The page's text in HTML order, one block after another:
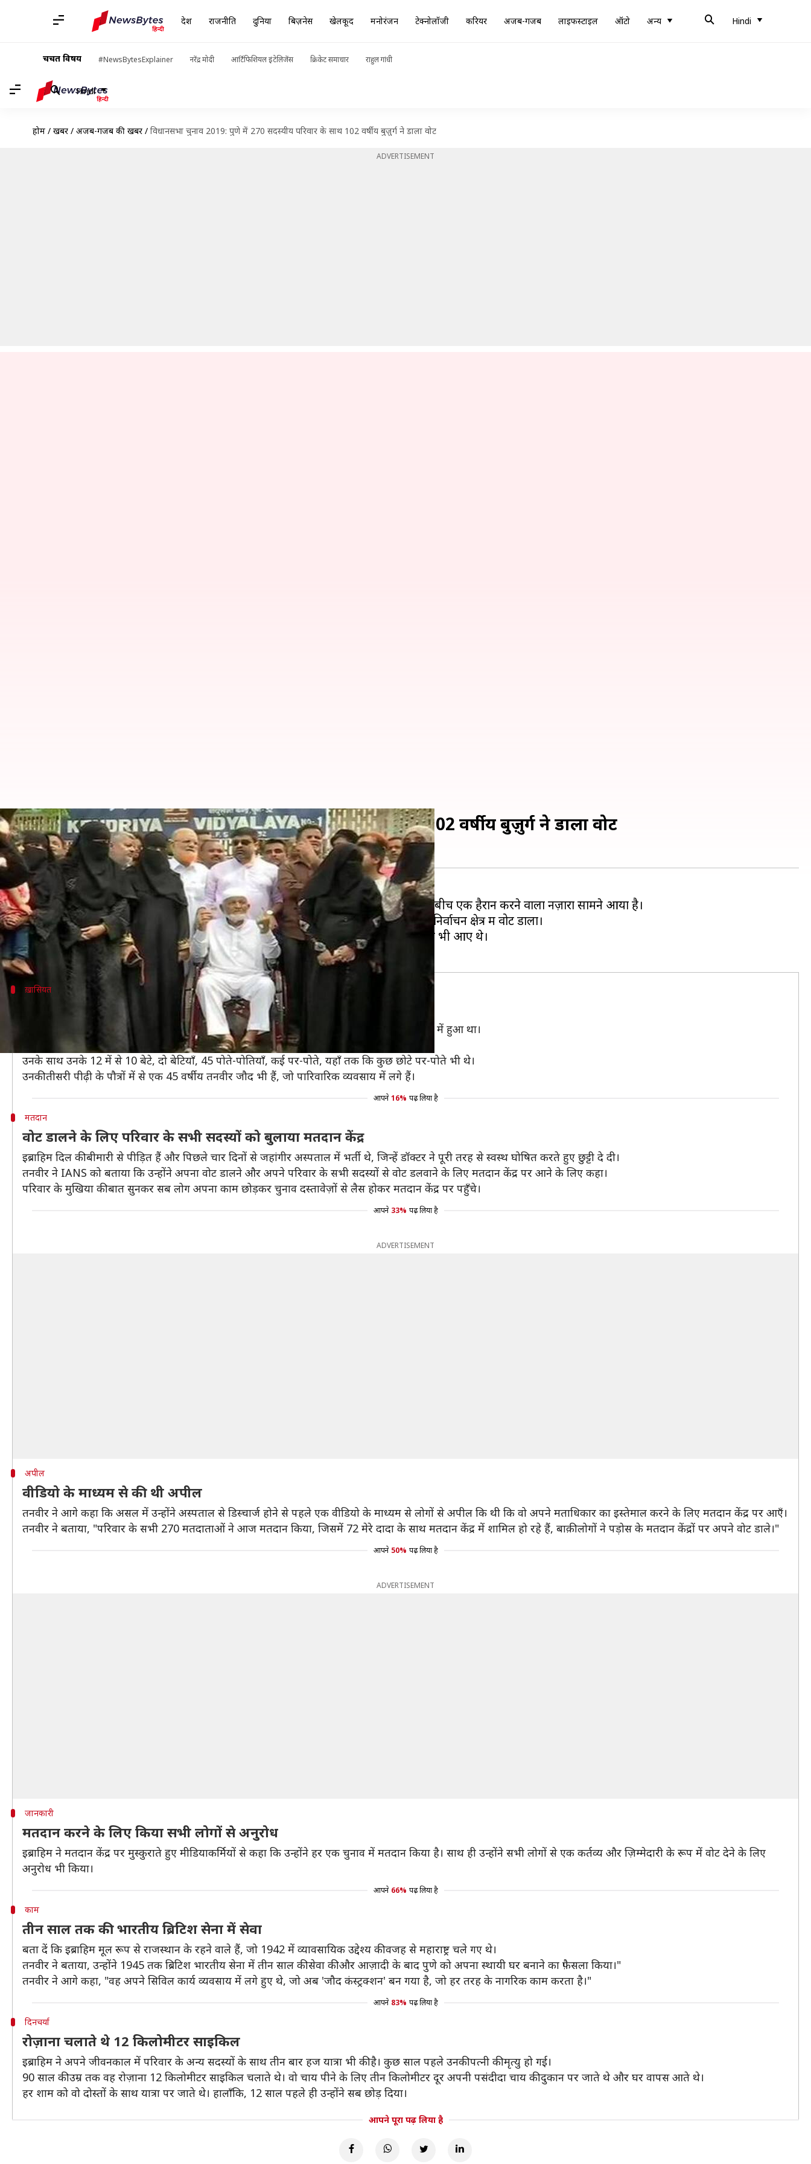
देश राजनीति दुनिया बिज़नेस खेलकूद मनोरंजन टेक्नोलॉजी करियर अजब-गजब लाइफस्टाइल ऑटो अन्य Hindi
चर्चित विषय #NewsBytesExplainer नरेंद्र मोदी आर्टिफिशियल इंटेलिजेंस क्रिकेट समाचार राहुल गांधी
Hindi
होम / खबरें / अजब-गजब की खबरें / विधानसभा चुनाव 2019: पुणे में 270 सदस्यीय परिवार के साथ 102 वर्षीय बुज़ुर्ग ने डाला वोट
ADVERTISEMENT
विधानसभा चुनाव 2019: पुणे में 270 सदस्यीय परिवार के साथ 102 वर्षीय बुज़ुर्ग ने डाला वोट
लेखन प्रदीप मौर्य Oct 22, 2019 01:22 pm
क्या है खबर?
21 अक्टूबर को महाराष्ट्र में मतदान हुए। विधानसभा चुनाव में लोगों में बढ़-चढ़कर हिस्सा लिया। इसी बीच एक हैरान करने वाला नज़ारा सामने आया है।
दरअसल, एक 102 वर्षीय सेवानिवृत्त ब्रिटिश भारतीय सेना के अधिकारी ने सोमवार को बडगाँव-शेरी निर्वाचन क्षेत्र में वोट डाला।
आपको जानकर हैरानी होगी कि उनके साथ वोट डालने उनके परिवार के पाँच पीढ़ियों के 270 सदस्य भी आए थे।
ख़ासियत
साल 1918 में हुआ था जन्म
आपकी जानकारी के लिए बता दें कि परिवार के मुखिया हाजी इब्राहिम अलीम जौद हैं, जिनका जन्म 1918 में हुआ था।
अब वो 102 साल से भी ज़्यादा के हो चुके हैं, लेकिन अब भी काफ़ी मज़बूत हैं।
उनके साथ उनके 12 में से 10 बेटे, दो बेटियाँ, 45 पोते-पोतियाँ, कई पर-पोते, यहाँ तक कि कुछ छोटे पर-पोते भी थे।
उनकी तीसरी पीढ़ी के पौत्रों में से एक 45 वर्षीय तनवीर जौद भी हैं, जो पारिवारिक व्यवसाय में लगे हैं।
आपने 16% पढ़ लिया है
मतदान
वोट डालने के लिए परिवार के सभी सदस्यों को बुलाया मतदान केंद्र
इब्राहिम दिल की बीमारी से पीड़ित हैं और पिछले चार दिनों से जहांगीर अस्पताल में भर्ती थे, जिन्हें डॉक्टर ने पूरी तरह से स्वस्थ घोषित करते हुए छुट्टी दे दी।
तनवीर ने IANS को बताया कि उन्होंने अपना वोट डालने और अपने परिवार के सभी सदस्यों से वोट डलवाने के लिए मतदान केंद्र पर आने के लिए कहा।
परिवार के मुखिया की बात सुनकर सब लोग अपना काम छोड़कर चुनाव दस्तावेज़ों से लैस होकर मतदान केंद्र पर पहुँचे।
आपने 33% पढ़ लिया है
ADVERTISEMENT
अपील
वीडियो के माध्यम से की थी अपील
तनवीर ने आगे कहा कि असल में उन्होंने अस्पताल से डिस्चार्ज होने से पहले एक वीडियो के माध्यम से लोगों से अपील कि थी कि वो अपने मताधिकार का इस्तेमाल करने के लिए मतदान केंद्र पर आएँ।
तनवीर ने बताया, "परिवार के सभी 270 मतदाताओं ने आज मतदान किया, जिसमें 72 मेरे दादा के साथ मतदान केंद्र में शामिल हो रहे हैं, बाक़ी लोगों ने पड़ोस के मतदान केंद्रों पर अपने वोट डाले।"
आपने 50% पढ़ लिया है
ADVERTISEMENT
जानकारी
मतदान करने के लिए किया सभी लोगों से अनुरोध
इब्राहिम ने मतदान केंद्र पर मुस्कुराते हुए मीडियाकर्मियों से कहा कि उन्होंने हर एक चुनाव में मतदान किया है। साथ ही उन्होंने सभी लोगों से एक कर्तव्य और ज़िम्मेदारी के रूप में वोट देने के लिए
अनुरोध भी किया।
आपने 66% पढ़ लिया है
काम
तीन साल तक की भारतीय ब्रिटिश सेना में सेवा
बता दें कि इब्राहिम मूल रूप से राजस्थान के रहने वाले हैं, जो 1942 में व्यावसायिक उद्देश्य की वजह से महाराष्ट्र चले गए थे।
तनवीर ने बताया, उन्होंने 1945 तक ब्रिटिश भारतीय सेना में तीन साल की सेवा की और आज़ादी के बाद पुणे को अपना स्थायी घर बनाने का फ़ैसला किया।"
तनवीर ने आगे कहा, "वह अपने सिविल कार्य व्यवसाय में लगे हुए थे, जो अब 'जौद कंस्ट्रक्शन' बन गया है, जो हर तरह के नागरिक काम करता है।"
आपने 83% पढ़ लिया है
दिनचर्या
रोज़ाना चलाते थे 12 किलोमीटर साइकिल
इब्राहिम ने अपने जीवनकाल में परिवार के अन्य सदस्यों के साथ तीन बार हज यात्रा भी की है। कुछ साल पहले उनकी पत्नी की मृत्यु हो गई।
90 साल की उम्र तक वह रोज़ाना 12 किलोमीटर साइकिल चलाते थे। वो चाय पीने के लिए तीन किलोमीटर दूर अपनी पसंदीदा चाय की दुकान पर जाते थे और घर वापस आते थे।
हर शाम को वो दोस्तों के साथ यात्रा पर जाते थे। हालाँकि, 12 साल पहले ही उन्होंने सब छोड़ दिया।
आपने पूरा पढ़ लिया है